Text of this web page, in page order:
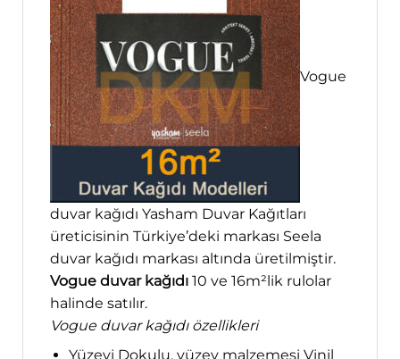
Vogue
duvar kağıdı Yasham Duvar Kağıtları
üreticisinin Türkiye’deki markası Seela
duvar kağıdı markası altında üretilmiştir.
Vogue duvar kağıdı 10 ve 16m²lik rulolar
halinde satılır.
Vogue duvar kağıdı özellikleri
Yüzeyi Dokulu, yüzey malzemesi Vinil